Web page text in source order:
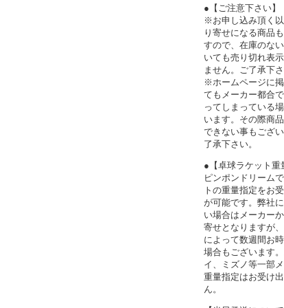
●【ご注意下さい】
※お申し込み頂く
り寄せになる商品
すので、在庫のな
いても売り切れ表
ません。ご了承下さ
※ホームページに
てもメーカー都合
ってしまっている
います。その際商
できない事もござ
了承下さい。
●【卓球ラケット重
ピンポンドリーム
トの重量指定をお
が可能です。弊社
い場合はメーカー
寄せとなりますが
によって数週間お
場合もございます
イ、ミズノ等一部
重量指定はお受け
ん。